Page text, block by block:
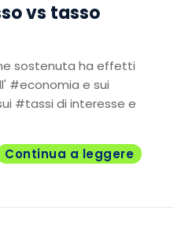
vs tasso
sostenuta ha effetti
#economia e sui
#tassi di interesse e
Continua a leggere